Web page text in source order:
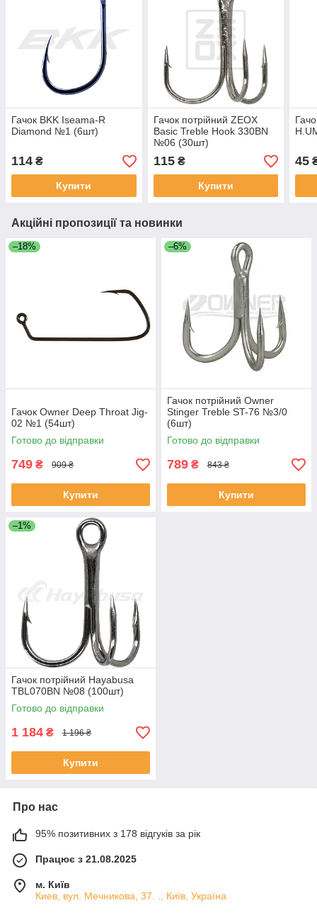
Гачок BKK Iseama-R
Diamond №1 (6шт)
114 ₴
Купити
Гачок потрійний ZEOX
Basic Treble Hook 330BN
№06 (30шт)
115₴
Купити
45
Акційні пропозиції та новинки
–18%
Гачок Owner Deep Throat Jig-
02 №1 (54шт)
Готово до відправки
749 ₴ 909 ₴
Купити
–6%
Гачок потрійний Owner
Stinger Treble ST-76 №3/0
(6шт)
Готово до відправки
789 ₴ 843 ₴
Купити
–1%
Гачок потрійний Hayabusa
TBL070BN №08 (100шт)
Готово до відправки
1 184 ₴ 1 196 ₴
Купити
Про нас
95% позитивних з 178 відгуків за рік
Працює з 21.08.2025
м. Київ
Киев, вул. Мечникова, 37. ., Київ, Україна